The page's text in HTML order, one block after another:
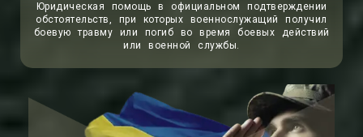
Юридическая помощь в официальном подтверждении
обстоятельств, при которых военнослужащий получил
боевую травму или погиб во время боевых действий
или военной службы.